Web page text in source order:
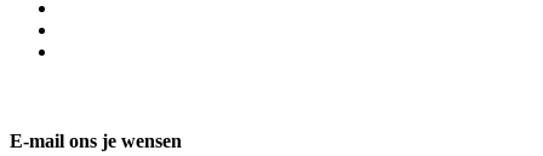
E-mail ons je wensen